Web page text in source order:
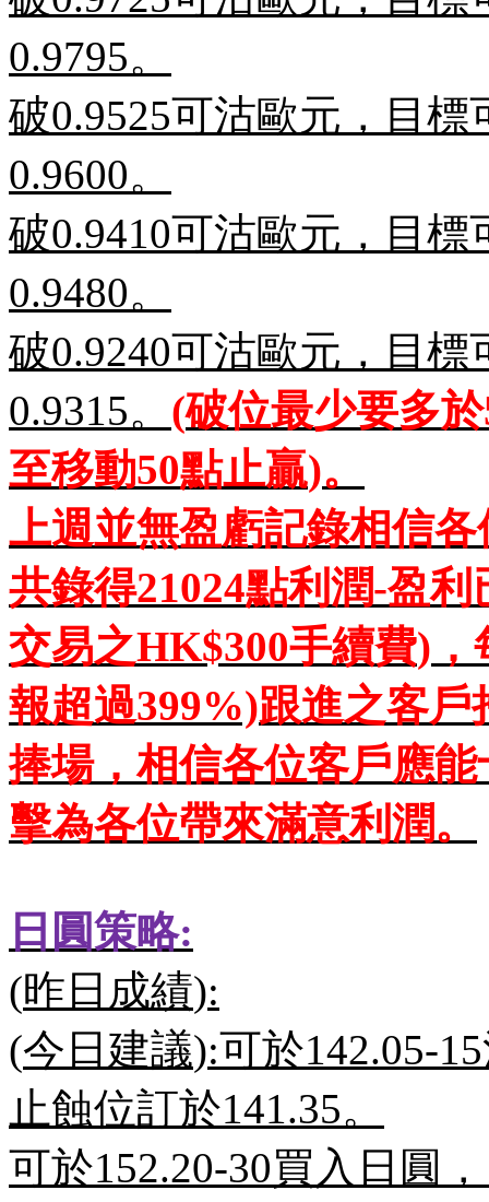
0.9795。
破0.9525可沽歐元，目標
0.9600。
破0.9410可沽歐元，目標
0.9480。
破0.9240可沽歐元，目標
0.9315。 (破位最少要多於
至移動50點止贏)。
上週並無盈虧記錄相信各
共錄得21024點利潤-盈利
交易之HK$300手續費)
報超過399%)跟進之客戶
捧場，相信各位客戶應
擊為各位帶來滿意利潤。
日圓策略:
(昨日成績):
(今日建議):可於142.05-15
止蝕位訂於141.35。
可於152.20-30買入日圓